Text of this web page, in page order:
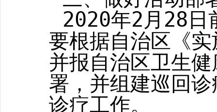
2020年2 月 28
要根据自治区《
并报自治区卫生
署，并组建巡回
诊疗工作。